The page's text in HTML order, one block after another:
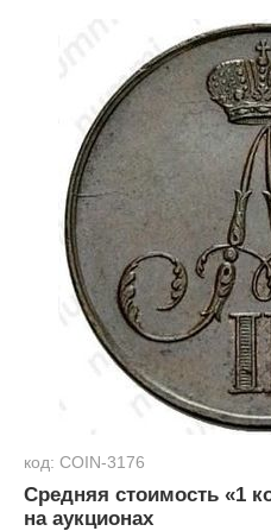
код: COIN-3176
Средняя стоимость «1
на аукционах